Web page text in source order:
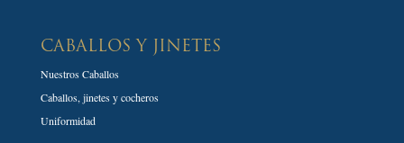
CABALLOS Y JINETES
Nuestros Caballos
Caballos, jinetes y cocheros
Uniformidad